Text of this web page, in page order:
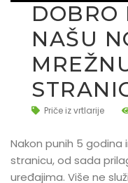
DOBRO
NAŠU
Priče iz vrtlarije
Nakon punih 5
stranicu, od sada
uređajima. Više ne